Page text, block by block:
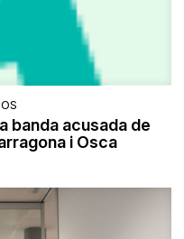
banda acusada de
i Osca